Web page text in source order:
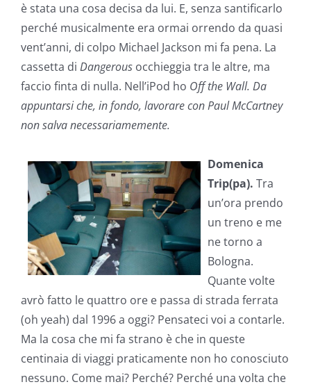
è stata una cosa decisa da lui. E, senza santificarlo
perché musicalmente era ormai orrendo da quasi
vent’anni, di colpo Michael Jackson mi fa pena. La
cassetta di Dangerous occhieggia tra le altre, ma
faccio finta di nulla. Nell’iPod ho Off the Wall. Da
appuntarsi che, in fondo, lavorare con Paul McCartney
non salva necessariamemente.
Domenica
Trip(pa). Tra
un’ora prendo
un treno e me
ne torno a
Bologna.
Quante volte
avrò fatto le quattro ore e passa di strada ferrata
(oh yeah) dal 1996 a oggi? Pensateci voi a contarle.
Ma la cosa che mi fa strano è che in queste
centinaia di viaggi praticamente non ho conosciuto
nessuno. Come mai? Perché? Perché una volta che